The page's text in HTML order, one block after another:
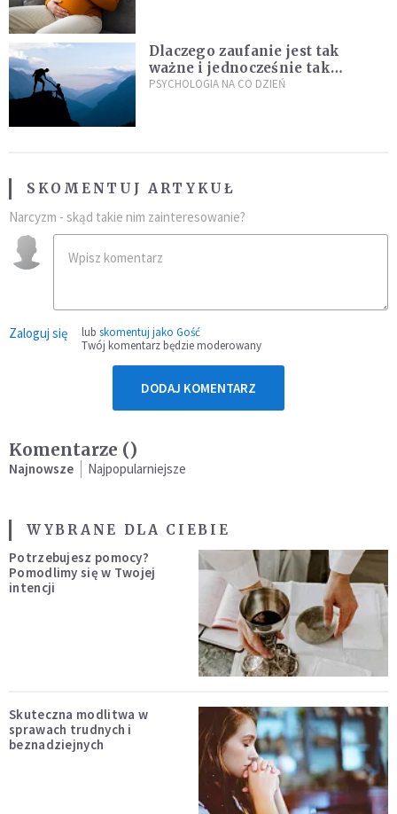
Dlaczego zaufanie jest tak
ważne i jednocześnie tak
trudne?
PSYCHOLOGIA NA CO DZIEŃ
SKOMENTUJ ARTYKUŁ
Narcyzm - skąd takie nim zainteresowanie?
Zaloguj się lub skomentuj jako Gość
Twój komentarz będzie moderowany
DODAJ KOMENTARZ
Komentarze ()
Najnowsze Najpopularniejsze
WYBRANE DLA CIEBIE
Potrzebujesz pomocy?
Pomodlimy się w Twojej
intencji
Skuteczna modlitwa w
sprawach trudnych i
beznadziejnych